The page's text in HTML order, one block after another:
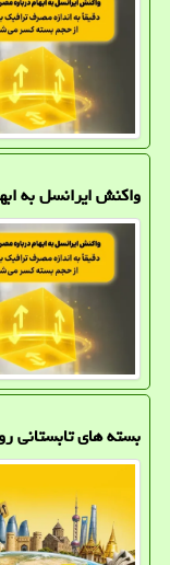
واکنش ایرانسل به
بسته های تابستانی